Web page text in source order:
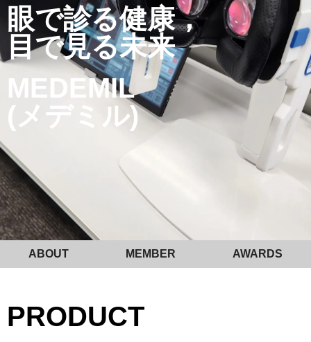
眼で診る健康，
目で見る未来
MEDEMIL
(メデミル)
ABOUT MEMBER AWARDS
PRODUCT